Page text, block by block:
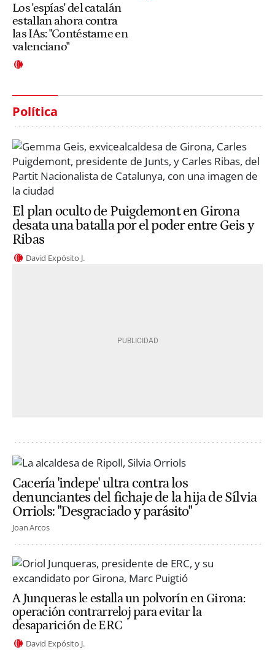
Los 'espías' del catalán
estallan ahora contra
las IAs: "Contéstame en
valenciano"
Política
El plan oculto de Puigdemont en Girona
desata una batalla por el poder entre Geis y
Ribas
David Expósito J.
Cacería 'indepe' ultra contra los
denunciantes del fichaje de la hija de Sílvia
Orriols: "Desgraciado y parásito"
Joan Arcos
A Junqueras le estalla un polvorín en Girona:
operación contrarreloj para evitar la
desaparición de ERC
David Expósito J.